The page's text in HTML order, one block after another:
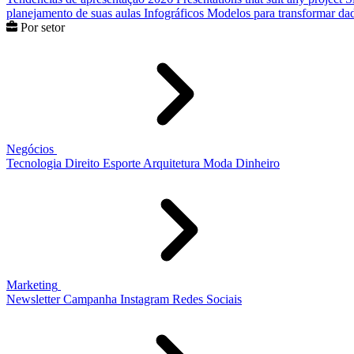
planejamento de suas aulas Infográficos Modelos para transformar
Por setor
Negócios
Tecnologia Direito Esporte Arquitetura Moda Dinheiro
Marketing
Newsletter Campanha Instagram Redes Sociais